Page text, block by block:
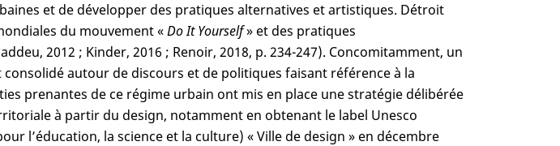
et de développer des pratiques alternatives et artistiques. Détroit
du mouvement «Do It Yourself» et des pratiques
2012 ; Kinder, 2016 ; Renoir, 2018, p. 234-247). Concomitamment, un
consolidé autour de discours et de politiques faisant référence à la
prenantes de ce régime urbain ont mis en place une stratégie délibérée
à partir du design, notamment en obtenant le label Unesco
l’éducation, la science et la culture) « Ville de design » en décembre